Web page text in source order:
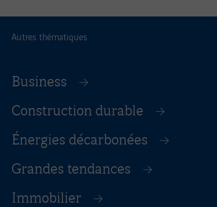
Autres thématiques
Business
Construction durable
Énergies décarbonées
Grandes tendances
Immobilier